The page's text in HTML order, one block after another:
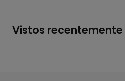
Vistos recentemente